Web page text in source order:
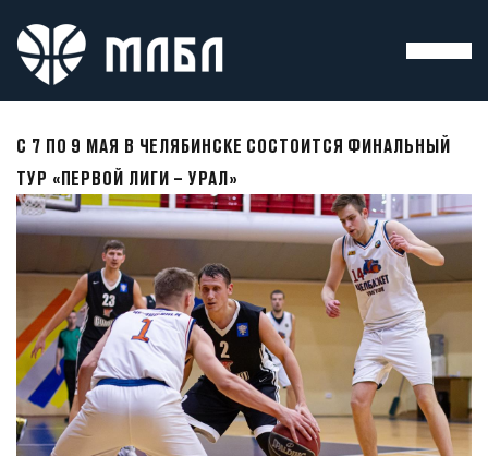
С 7 ПО 9 МАЯ В ЧЕЛЯБИНСКЕ СОСТОИТСЯ ФИНАЛЬНЫЙ
ТУР «ПЕРВОЙ ЛИГИ – УРАЛ»